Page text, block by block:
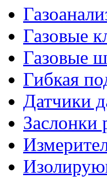
Газовые
Газовые
Гибкая
Датчики
Заслонки